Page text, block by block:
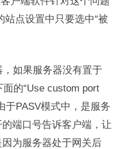
站点设置中只要选中“被
如果服务器没有置于
的“Use custom port
于PASV模式中，是服务
端口号告诉客户端，让
为服务器处于网关后